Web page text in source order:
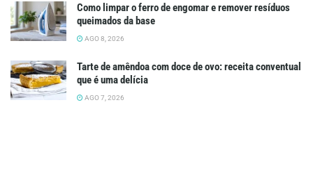
Como limpar o ferro de engomar e remover resíduos
queimados da base
AGO 8, 2026
Tarte de amêndoa com doce de ovo: receita conventual
que é uma delícia
AGO 7, 2026